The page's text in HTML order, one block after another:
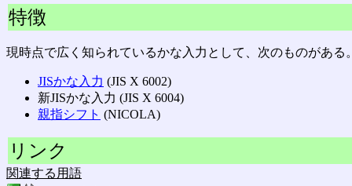
特徴
現時点で広く知られているかな入力として、次のものがある
JISかな入力 (JIS X 6002)
新JISかな入力 (JIS X 6004)
親指シフト (NICOLA)
リンク
関連する用語